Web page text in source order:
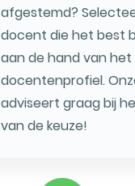
afgestemd?
docent die het best
aan de hand van het
docentenprofiel.
adviseert graag bij
van de keuze!